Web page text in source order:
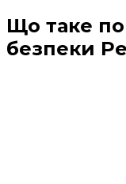
Що таке
безпеки